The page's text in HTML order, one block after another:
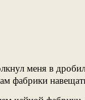
меня в
фабрики